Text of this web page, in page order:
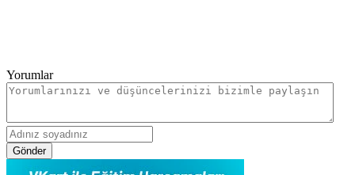
Yorumlar
Gönder